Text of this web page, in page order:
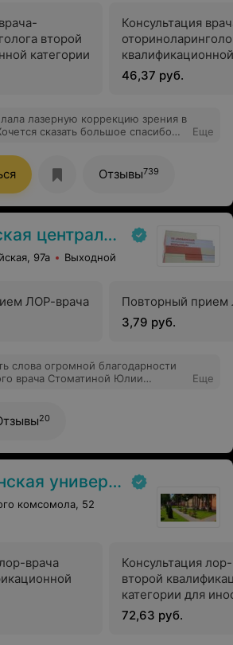
второй
категории
Консультация
46,37 руб.
лазерную коррекцию зрения в
сказать большое спасибо
прием и уже через пару дней
зрения, консультацию и
Коррекция зрения проходит
спокойно и быстро.
вежливый медперсонал, врач
исправили с -5.5 (+
- вижу прекрасно.
Еще
Отзывы739
районная больница
97а Выходной
ЛОР-врача
Повторный прием
3,79 руб.
слова огромной благодарности
врача Стоматиной Юлии
исполнение своих
чуткое и доброжелательное
Пускай Ваш
Вам лишь радость и
Новым годом Вас!
жизни! С уважением и
Л.Ф.,Есипович Л.Ф.
Еще
20
клиника
комсомола, 52
врача
Консультация
второй
категории для
граждан
72,63 руб.